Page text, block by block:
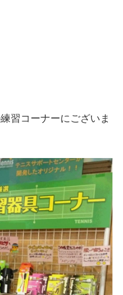
習コーナーにございま